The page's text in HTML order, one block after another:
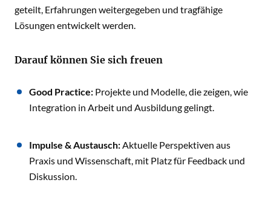
geteilt, Erfahrungen weitergegeben und tragfähige
Lösungen entwickelt werden.
Darauf können Sie sich freuen
Good Practice: Projekte und Modelle, die zeigen, wie
Integration in Arbeit und Ausbildung gelingt.
Impulse & Austausch:Aktuelle Perspektiven aus
Praxis und Wissenschaft, mit Platz für Feedback und
Diskussion.